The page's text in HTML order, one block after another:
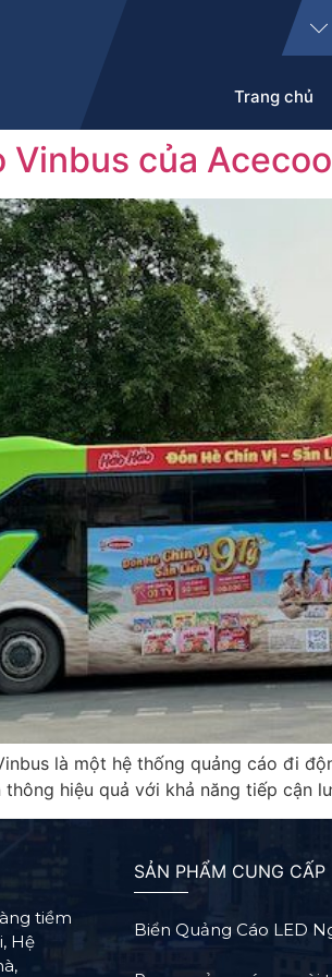
Trang chủ
Vinbus của
là một hệ thống quảng cáo đi
hiệu quả với khả năng tiếp cận
tiềm
Hệ
SẢN PHẨM CUNG CẤP
Biển Quảng Cáo LED